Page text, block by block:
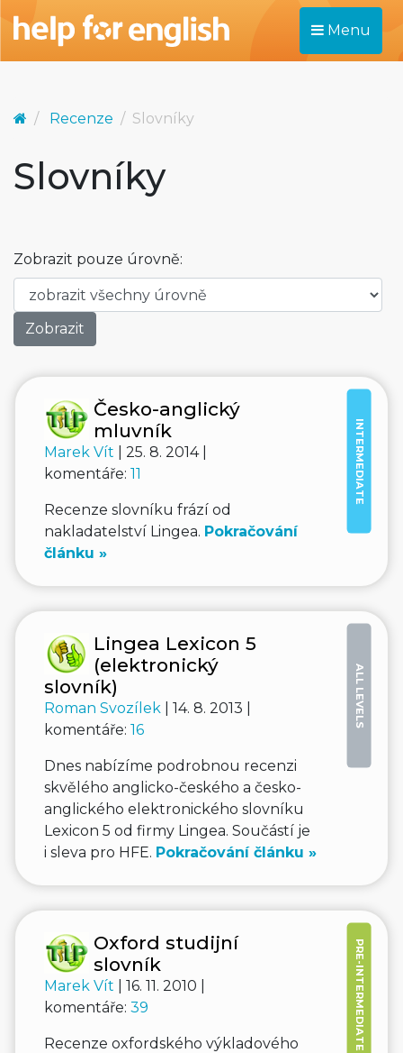
Menu
Recenze Slovníky
Slovníky
Zobrazit pouze úrovně:
INTERMEDIATE
Česko-anglický
mluvník
Marek Vít
| 25. 8. 2014 |
komentáře: 11
Recenze slovníku frází od
nakladatelství Lingea. Pokračování
článku »
ALL LEVELS
Lingea Lexicon 5
(elektronický
slovník)
Roman Svozílek
| 14. 8. 2013 |
komentáře: 16
Dnes nabízíme podrobnou recenzi
skvělého anglicko-českého a česko-
anglického elektronického slovníku
Lexicon 5 od firmy Lingea. Součástí je
i sleva pro HFE. Pokračování článku »
PRE-INTERMEDIATE
Oxford studijní
slovník
Marek Vít
| 16. 11. 2010 |
komentáře: 39
Recenze oxfordského výkladového